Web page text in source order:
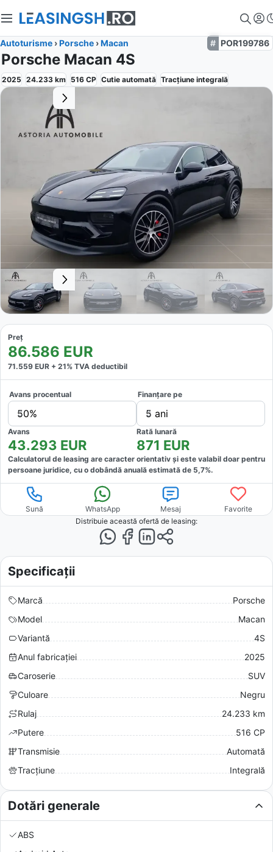
Autoturisme ›Porsche ›Macan POR199786
Porsche Macan 4S
2025 24.233 km 516 CP Cutie automată Tracțiune integrală
Preț
86.586 EUR
71.559 EUR + 21% TVA deductibil
Avans procentual
50%
Finanțare pe
5 ani
Avans
43.293 EUR
Rată lunară
871 EUR
Calculatorul de leasing are caracter orientativ și este valabil doar pentru
persoane juridice, cu o dobândă anuală estimată de 5,7%.
Sună WhatsApp Mesaj
Favorite
Distribuie această ofertă de leasing:
Specificații
Marcă
Porsche
Model
Macan
Variantă
4S
Anul fabricației
2025
Caroserie
SUV
Culoare
Negru
Rulaj
24.233 km
Putere
516 CP
Transmisie
Automată
Tracțiune
Integrală
Dotări generale
ABS